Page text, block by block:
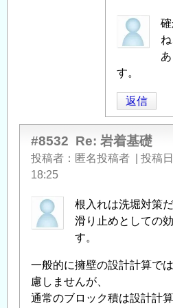
匿
名
稿
に
よ
る
「Re:
基
礎 」
返
す。
返信
#8532 Re: 岩着基礎
投稿者 匿名投稿者 投稿
18:25
根入れは洗堀対策
滑り止めとしての
す。
一般的に擁壁の設計計算で
慮しませんが、
通常のブロック積は設計計